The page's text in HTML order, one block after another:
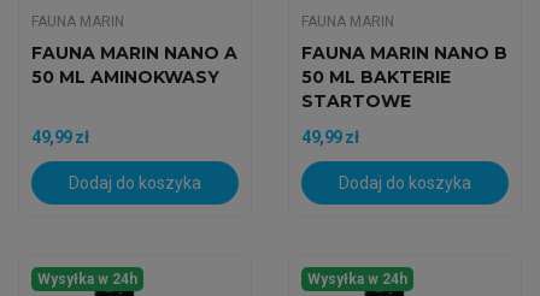
FAUNA MARIN
FAUNA MARIN NANO A
50 ML AMINOKWASY
49,99 zł
Dodaj do koszyka
FAUNA MARIN
FAUNA MARIN NANO B
50 ML BAKTERIE
STARTOWE
49,99 zł
Dodaj do koszyka
Wysyłka w 24h Wysyłka w 24h